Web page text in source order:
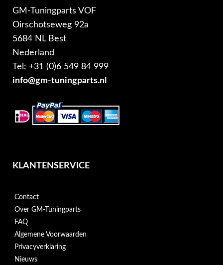
GM-Tuningparts VOF
Oirschotseweg 92a
5684 NL Best
Nederland
Tel: +31 (0)6 549 84 999
info@gm-tuningparts.nl
KLANTENSERVICE
Contact
Over GM-Tuningparts
FAQ
Algemene Voorwaarden
Privacyverklaring
Nieuws